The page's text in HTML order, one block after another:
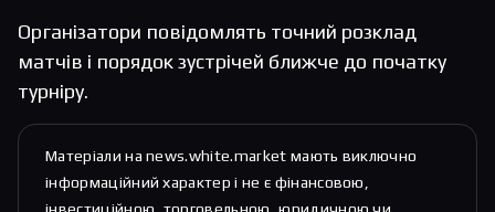
Організатори повідомлять точний розклад
матчів і порядок зустрічей ближче до початку
турніру.
Матеріали на news.white.market мають виключно
інформаційний характер і не є фінансовою,